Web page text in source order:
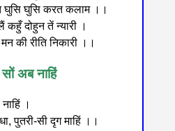
घुसि घुसि करत कलाम ।।
दोहुन तें न्यारी ।
की रीति निकारी ।।
अब नाहिं
।
पुतरी-सी दृग माहिं ।।